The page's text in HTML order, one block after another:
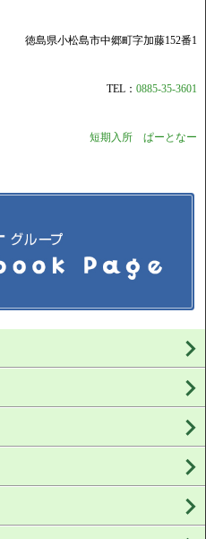
徳島県小松島市中郷町字加藤152番1
TEL： 0885-35-3601
短期入所 ぱーとなー